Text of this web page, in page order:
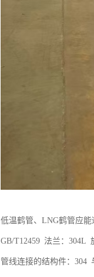
低温鹤管、LNG鹤管应
GB/T12459 法兰：304L
管线连接的结构件：304